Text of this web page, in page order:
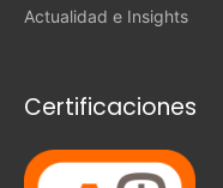
Actualidad e Insights
Certificaciones